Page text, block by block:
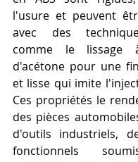
l'usure et peuvent
avec des
comme le lissage
d'acétone pour une
et lisse qui imite
Ces propriétés le
des pièces
d'outils industriels,
fonctionnels